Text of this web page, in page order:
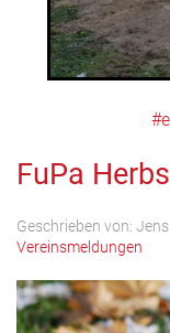
FuPa
Geschrieben von:
Vereinsmeldungen